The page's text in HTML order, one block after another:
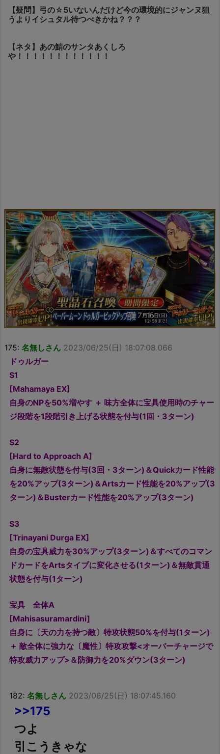
【疑問】弓の☆5いないんだけど今の環境的にジャンヌ狙
うよりイシュタル待つべきかね？？？
【ネタ】あの鯖のサンタあくしろ
や！！！！！！！！！！！！
175: 名無しさん 2023/06/25(日) 18:07:08.066
ドゥルガー
S1
[Mahamaya EX]
自身のNPを50%増やす ＋ 味方全体に宝具使用時のチャー
ジ段階を1段階引き上げる状態を付与(1回・3ターン)
S2
[Hard to Approach A]
自身に無敵状態を付与(3回・3ターン)＆Quickカード性能
を20%アップ(3ターン)＆Artsカード性能を20%アップ(3
ターン)＆Busterカード性能を20%アップ(3ターン)
S3
[Trinayani Durga EX]
自身の宝具威力を30%アップ(3ターン)＆すべてのコマン
ドカードをArtsタイプに変化させる(1ターン)＆無敵貫通
状態を付与(1ターン)
宝具 全体A
[Mahisasuramardini]
自身に〔天の力を持つ敵〕特攻状態50%を付与(1ターン)
＋ 敵全体に強力な〔魔性〕特攻攻撃<オーバーチャージで
特攻威力アップ>＆防御力を20%ダウン(3ターン)
182: 名無しさん 2023/06/25(日) 18:07:45.160
>>175
つよ
引こうきゃな